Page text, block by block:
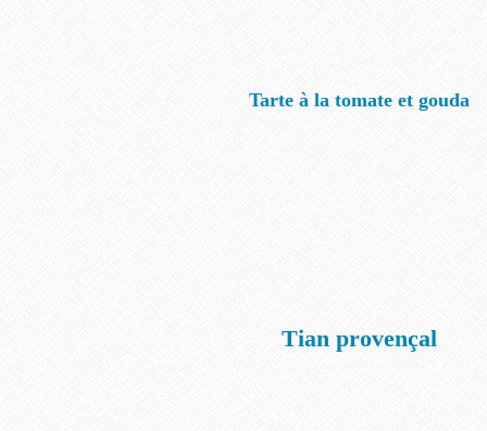
Tarte à la tomate et gouda
Tian provençal